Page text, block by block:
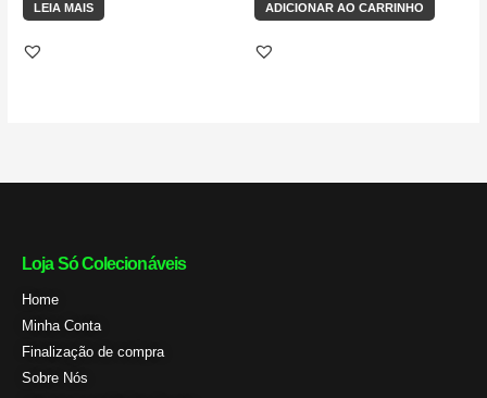
LEIA MAIS ADICIONAR AO CARRINHO
Loja Só Colecionáveis
Home
Minha Conta
Finalização de compra
Sobre Nós